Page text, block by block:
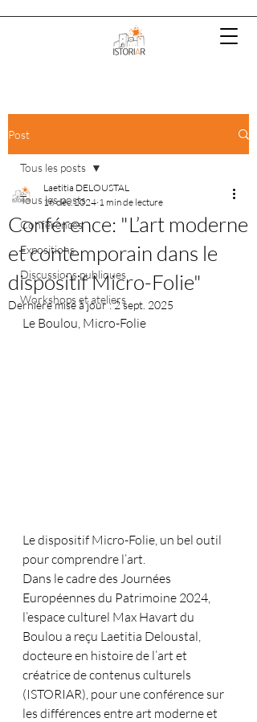
Post
Tous les posts
Conférences
Expositions
Discussions publiques
Workshops et ateliers
Tous les posts
Conférence: "L’art moderne
et contemporain dans le
dispositif Micro-Folie"
Laetitia DELOUSTAL
16 déc. 2024 1 min de lecture
Dernière mise à jour :2 sept. 2025
Le Boulou, Micro-Folie
Le dispositif Micro-Folie, un bel outil
pour comprendre l’art.
Dans le cadre des Journées
Européennes du Patrimoine 2024,
l’espace culturel Max Havart du
Boulou a reçu Laetitia Deloustal,
docteure en histoire de l’art et
créatrice de contenus culturels
(ISTORIAR), pour une conférence sur
les différences entre art moderne et